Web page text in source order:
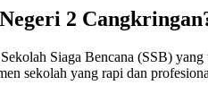
2
Siaga Bencana (SSB)
sekolah yang rapi dan